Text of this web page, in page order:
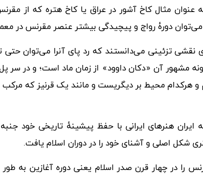
عنوان مثال کاخ آشور در عراق یا کاخ هتره که از
دورهٔ رواج و پیچیدگی بیشتر عنصر مقرنس در
نقشی تزئینی می‌دانستند که رد پای آنرا می‌توان حتی
مشهور آن «دکان داوود» از زمان ماد است؛ و در
و هرکدام محیط بر دیگریست و مانند یک قرنیز که
ایران هنرهای ایرانی با حفظ پیشینهٔ تاریخی خود
شکل اصلی و آشنای خود را در دوران اسلام یافت.
را در چهار قرن صدر اسلام یعنی دوره آغازین به طور